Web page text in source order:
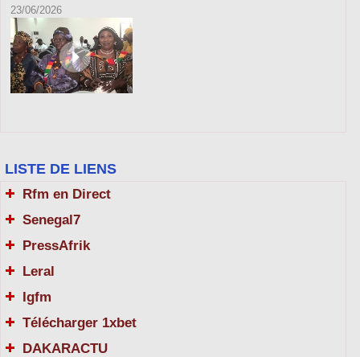
23/06/2026
LISTE DE LIENS
Rfm en Direct
Senegal7
PressAfrik
Leral
Igfm
Télécharger 1xbet
DAKARACTU